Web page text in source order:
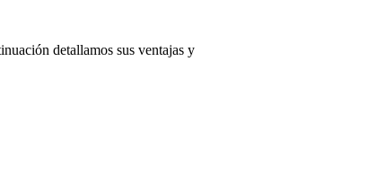
detallamos sus ventajas y